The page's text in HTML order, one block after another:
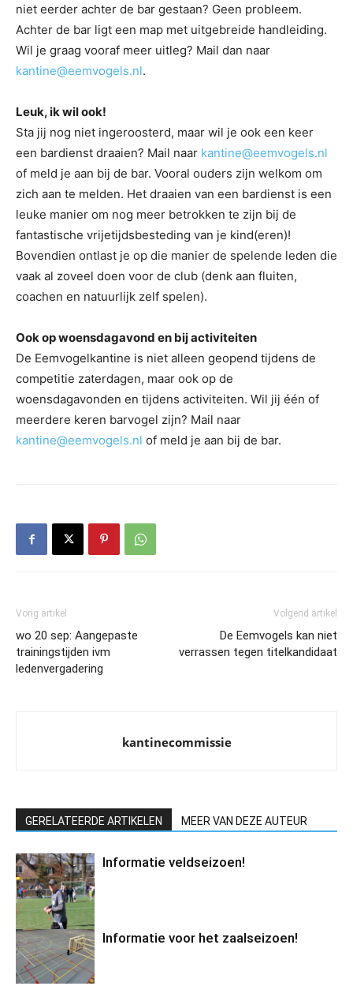
niet eerder achter de bar gestaan? Geen probleem.
Achter de bar ligt een map met uitgebreide handleiding.
Wil je graag vooraf meer uitleg? Mail dan naar
kantine@eemvogels.nl.
Leuk, ik wil ook!
Sta jij nog niet ingeroosterd, maar wil je ook een keer
een bardienst draaien? Mail naar kantine@eemvogels.nl
of meld je aan bij de bar. Vooral ouders zijn welkom om
zich aan te melden. Het draaien van een bardienst is een
leuke manier om nog meer betrokken te zijn bij de
fantastische vrijetijdsbesteding van je kind(eren)!
Bovendien ontlast je op die manier de spelende leden die
vaak al zoveel doen voor de club (denk aan fluiten,
coachen en natuurlijk zelf spelen).
Ook op woensdagavond en bij activiteiten
De Eemvogelkantine is niet alleen geopend tijdens de
competitie zaterdagen, maar ook op de
woensdagavonden en tijdens activiteiten. Wil jij één of
meerdere keren barvogel zijn? Mail naar
kantine@eemvogels.nl of meld je aan bij de bar.
Vorig artikel
wo 20 sep: Aangepaste
trainingstijden ivm
ledenvergadering
Volgend artikel
De Eemvogels kan niet
verrassen tegen titelkandidaat
kantinecommissie
GERELATEERDE ARTIKELEN MEER VAN DEZE AUTEUR
Informatie veldseizoen!
Informatie voor het zaalseizoen!